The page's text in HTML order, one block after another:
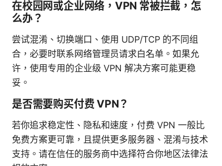
在校园网或企业网络，VPN 常被拦截，怎
么办？
尝试混淆、切换端口、使用 UDP/TCP 的不同组
合，必要时联系网络管理员请求白名单。如果允
许，使用专用的企业级 VPN 解决方案可能更稳
妥。
是否需要购买付费 VPN？
若你追求稳定性、隐私和速度，付费 VPN 一般比
免费方案更可靠，且提供更多服务器、混淆与技术
支持。请在信任的服务商中选择符合你地区法律法